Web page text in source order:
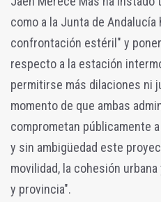
como a la Junta de Andalucía
confrontación estéril" y
respecto a la estación
permitirse más dilaciones ni
momento de que ambas
comprometan públicamente
y sin ambigüedad este
movilidad, la cohesión
y provincia".